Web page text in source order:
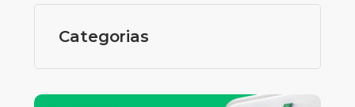
Categorias